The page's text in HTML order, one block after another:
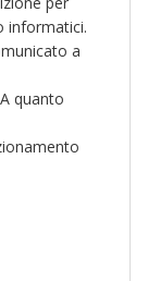
informatici.
a
quanto